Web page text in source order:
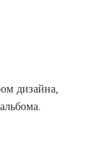
дизайна,